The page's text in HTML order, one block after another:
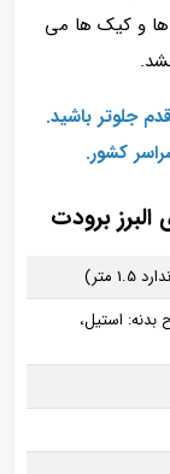
و کیک‌ ها می‌
جلوتر باشید.
کشور.
برودت
استیل،